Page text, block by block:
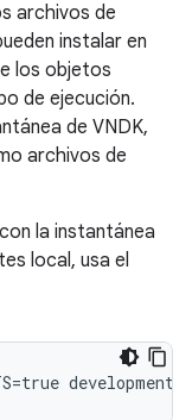
archivos de
instalar en
los objetos
de ejecución.
de VNDK,
archivos de
la instantánea
local, usa el